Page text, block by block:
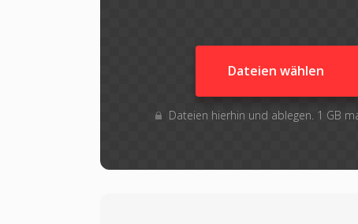
Dateien wählen
Dateien hierhin und ablegen. 1 GB